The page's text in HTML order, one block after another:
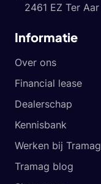
2461 EZ Ter Aar
Informatie
Over ons
Financial lease
Dealerschap
Kennisbank
Werken bij Tramag
Tramag blog